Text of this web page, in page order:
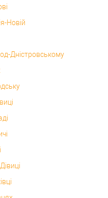
Новій
Дністровському